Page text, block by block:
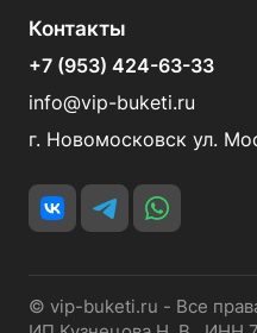
Контакты
+7 (953) 424-63-33
info@vip-buketi.ru
г. Новомосковск ул.
© vip-buketi.ru - Все